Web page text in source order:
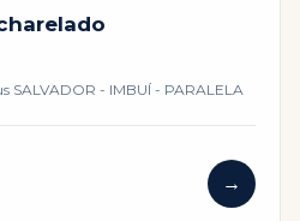
SALVADOR - IMBUÍ - PARALELA
→